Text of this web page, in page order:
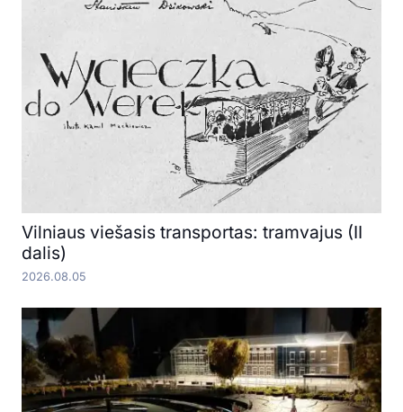
Vilniaus viešasis transportas: tramvajus (II
dalis)
2026.08.05